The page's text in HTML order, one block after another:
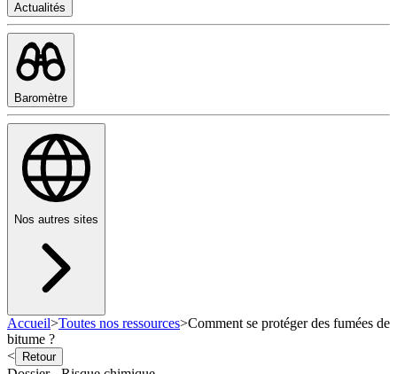
Actualités
Baromètre
Nos autres sites
Accueil>Toutes nos ressources>Comment se protéger des fumées de
bitume ?
<
Retour